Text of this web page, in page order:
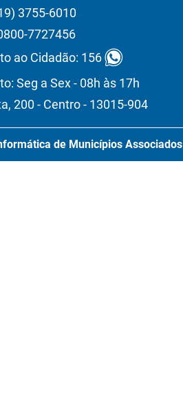
3755-6010
7727456
ao Cidadão: 156
Seg a Sex - 08h às 17h
200 - Centro - 13015-904
de Municípios Associados